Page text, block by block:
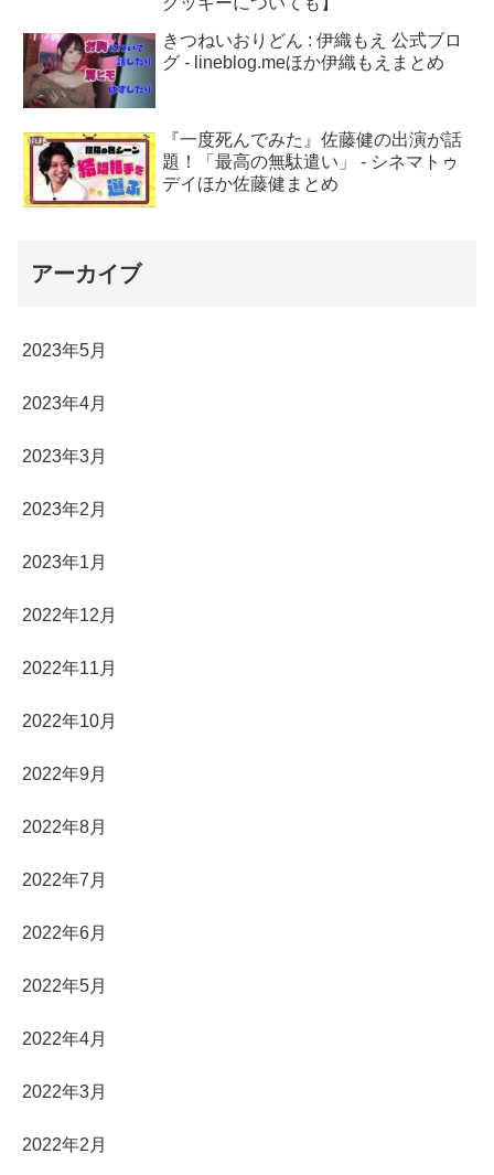
きつねいおりどん : 伊織もえ 公式ブロ
グ - lineblog.meほか伊織もえまとめ
『一度死んでみた』佐藤健の出演が話
題！「最高の無駄遣い」 - シネマトゥ
デイほか佐藤健まとめ
アーカイブ
2023年5月
2023年4月
2023年3月
2023年2月
2023年1月
2022年12月
2022年11月
2022年10月
2022年9月
2022年8月
2022年7月
2022年6月
2022年5月
2022年4月
2022年3月
2022年2月